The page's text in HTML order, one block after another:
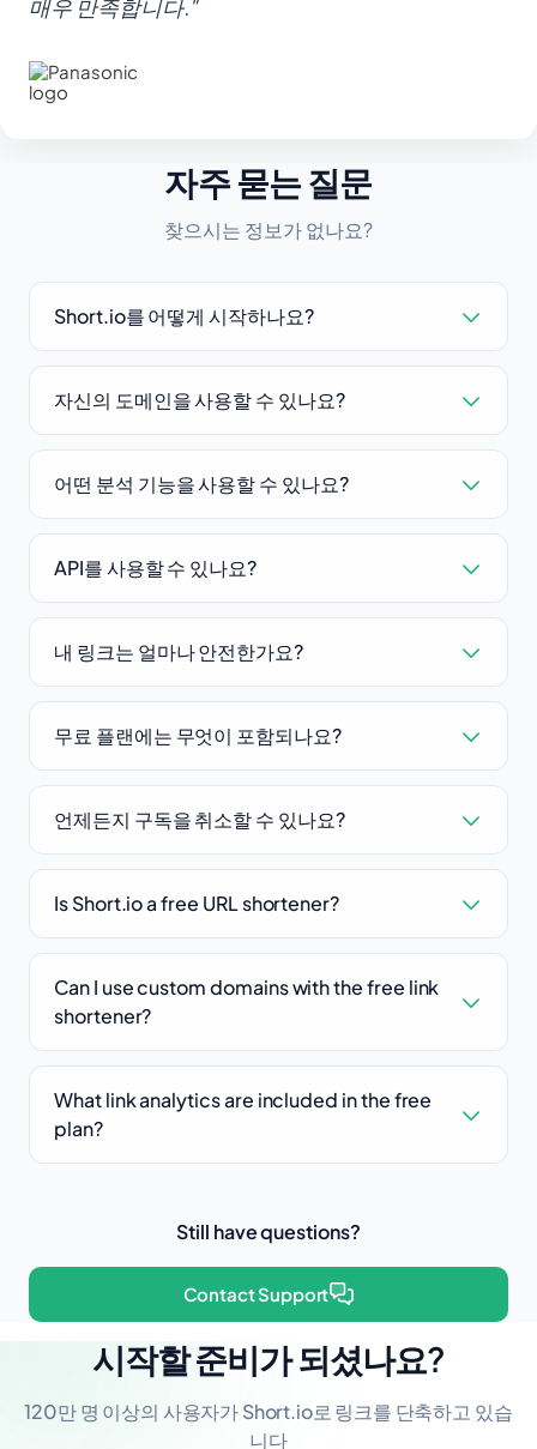
매우 만족합니다."
자주 묻는 질문
찾으시는 정보가 없나요?
Short.io를 어떻게 시작하나요?
자신의 도메인을 사용할 수 있나요?
어떤 분석 기능을 사용할 수 있나요?
API를 사용할 수 있나요?
내 링크는 얼마나 안전한가요?
무료 플랜에는 무엇이 포함되나요?
언제든지 구독을 취소할 수 있나요?
Is Short.io a free URL shortener?
Can I use custom domains with the free link
shortener?
What link analytics are included in the free
plan?
Still have questions?
Contact Support
시작할 준비가 되셨나요?
120만 명 이상의 사용자가 Short.io로 링크를 단축하고 있습
니다